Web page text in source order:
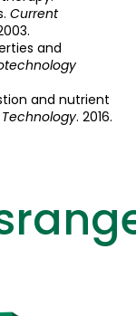
Current
and
and nutrient
. 2016.